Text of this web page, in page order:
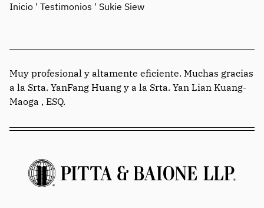
Inicio ' Testimonios ' Sukie Siew
Muy profesional y altamente eficiente. Muchas gracias
a la Srta. YanFang Huang y a la Srta. Yan Lian Kuang-
Maoga , ESQ.